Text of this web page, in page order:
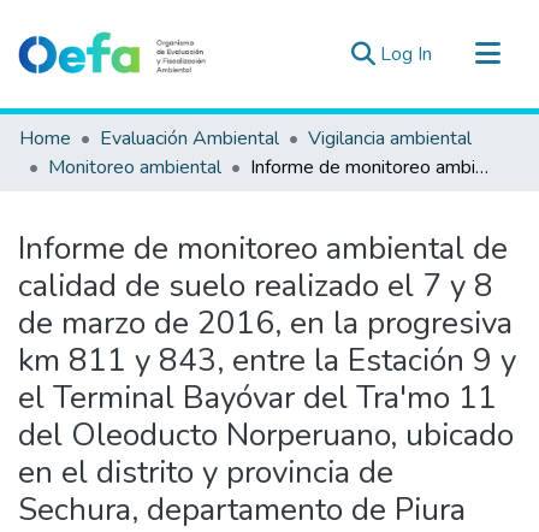
Log In (current)
Communities & Collections
All of DSpace
Estad. Externas
Guias ▾
Home Evaluación Ambiental
Vigilancia ambiental
Monitoreo ambiental
Informe de monitoreo ambiental de calidad de suelo realizado el 7 y 8 de marzo de 2016, en la progresiva km 811 y 843, entre la Estación 9 y el Terminal Bayóvar del Tra'mo 11 del Oleoducto Norperuano, ubicado en el distrito y provincia de Sechura, departamento de Piura
Informe de monitoreo ambiental de
calidad de suelo realizado el 7 y 8
de marzo de 2016, en la progresiva
km 811 y 843, entre la Estación 9 y
el Terminal Bayóvar del Tra'mo 11
del Oleoducto Norperuano, ubicado
en el distrito y provincia de
Sechura, departamento de Piura